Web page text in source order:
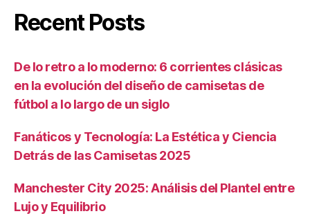
Recent Posts
De lo retro a lo moderno: 6 corrientes clásicas
en la evolución del diseño de camisetas de
fútbol a lo largo de un siglo
Fanáticos y Tecnología: La Estética y Ciencia
Detrás de las Camisetas 2025
Manchester City 2025: Análisis del Plantel entre
Lujo y Equilibrio